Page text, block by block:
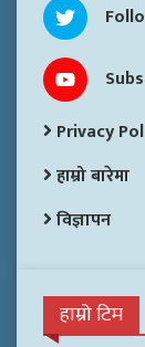
Privacy
हाम्रो बारेमा
विज्ञापन
हाम्रो टिम